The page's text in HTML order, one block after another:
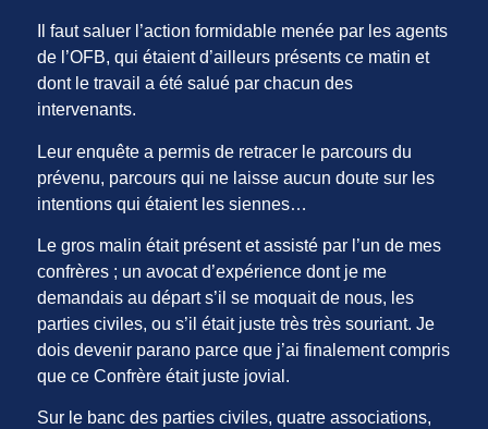
Il faut saluer l’action formidable menée par les agents
de l’OFB, qui étaient d’ailleurs présents ce matin et
dont le travail a été salué par chacun des
intervenants.
Leur enquête a permis de retracer le parcours du
prévenu, parcours qui ne laisse aucun doute sur les
intentions qui étaient les siennes…
Le gros malin était présent et assisté par l’un de mes
confrères ; un avocat d’expérience dont je me
demandais au départ s’il se moquait de nous, les
parties civiles, ou s’il était juste très très souriant. Je
dois devenir parano parce que j’ai finalement compris
que ce Confrère était juste jovial.
Sur le banc des parties civiles, quatre associations,